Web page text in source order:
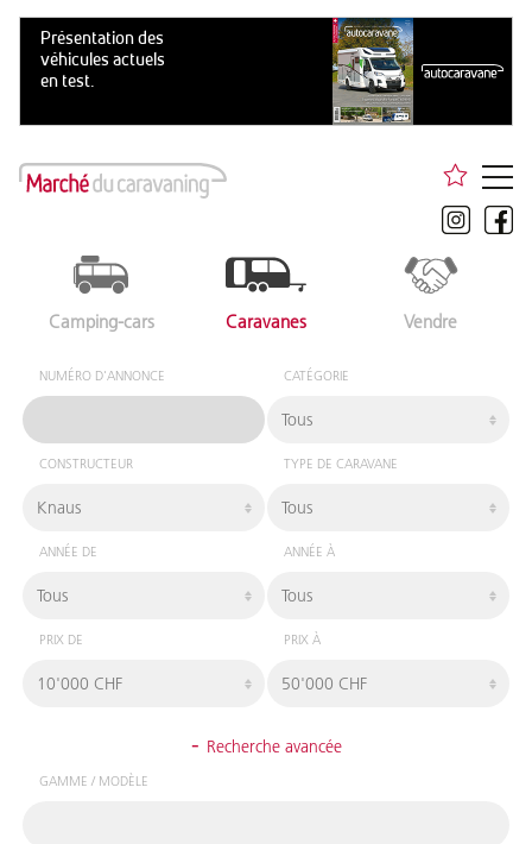
Camping-cars Caravanes Vendre
NUMÉRO D'ANNONCE CATÉGORIE
CONSTRUCTEUR TYPE DE CARAVANE
ANNÉE DE ANNÉE À
PRIX DE PRIX À
- Recherche avancée
GAMME / MODÈLE